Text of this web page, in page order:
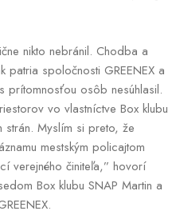
nikto nebránil. Chodba a
spoločnosti GREENEX a
prítomnosťou osôb nesúhlasil.
vo vlastníctve Box klubu
strán. Myslím si preto, že
mestským policajtom
verejného činiteľa,” hovorí
Box klubu SNAP Martin a